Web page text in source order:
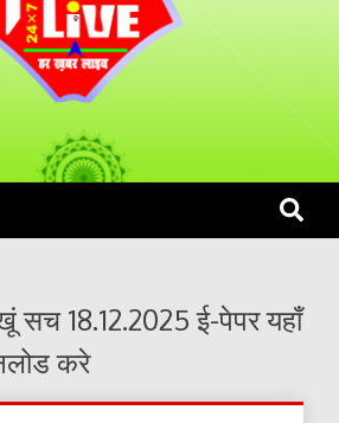
Portal
सच 18.12.2025 ई-पेपर यहाँ
करे